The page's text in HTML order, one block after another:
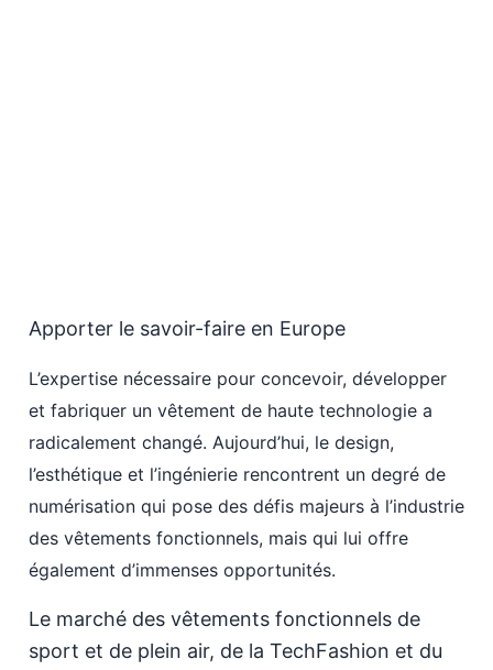
Apporter le savoir-faire en Europe
L’expertise nécessaire pour concevoir, développer
et fabriquer un vêtement de haute technologie a
radicalement changé. Aujourd’hui, le design,
l’esthétique et l’ingénierie rencontrent un degré de
numérisation qui pose des défis majeurs à l’industrie
des vêtements fonctionnels, mais qui lui offre
également d’immenses opportunités.
Le marché des vêtements fonctionnels de
sport et de plein air, de la TechFashion et du